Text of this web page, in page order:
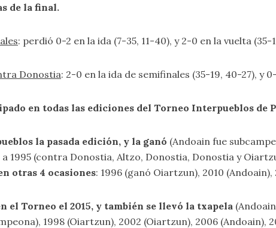
de la final.
: perdió 0-2 en la ida (7-35, 11-40), y 2-0 en la vuelta (35-
Donostia: 2-0 en la ida de semifinales (35-19, 40-27), y
en todas las ediciones del Torneo Interpueblos de
la pasada edición, y la ganó (Andoain fue
a 1995 (contra Donostia, Altzo, Donostia, Donostia y
otras 4 ocasiones: 1996 (ganó Oiartzun), 2010
el Torneo el 2015, y también se llevó la txapela
1998 (Oiartzun), 2002 (Oiartzun), 2006 (Andoain),